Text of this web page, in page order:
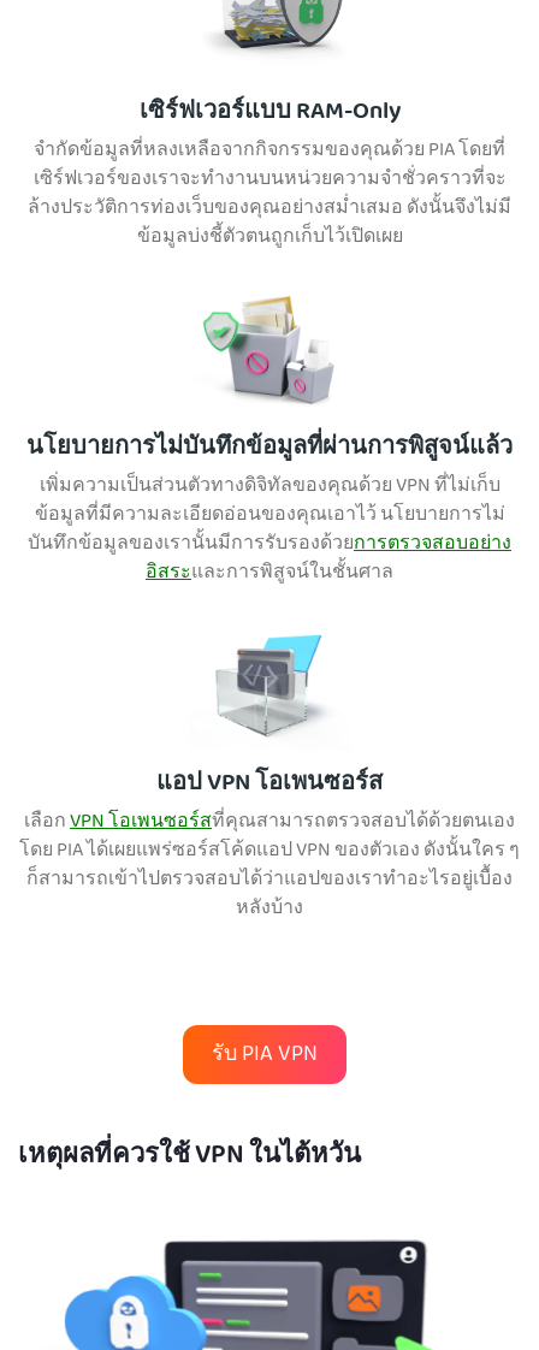
เซิร์ฟเวอร์แบบ RAM-Only
จำกัดข้อมูลที่หลงเหลือจากกิจกรรมของคุณด้วย PIA โดยที่
เซิร์ฟเวอร์ของเราจะทำงานบนหน่วยความจำชั่วคราวที่จะ
ล้างประวัติการท่องเว็บของคุณอย่างสม่ำเสมอ ดังนั้นจึงไม่มี
ข้อมูลบ่งชี้ตัวตนถูกเก็บไว้เปิดเผย
นโยบายการไม่บันทึกข้อมูลที่ผ่านการพิสูจน์แล้ว
เพิ่มความเป็นส่วนตัวทางดิจิทัลของคุณด้วย VPN ที่ไม่เก็บ
ข้อมูลที่มีความละเอียดอ่อนของคุณเอาไว้ นโยบายการไม่
บันทึกข้อมูลของเรานั้นมีการรับรองด้วยการตรวจสอบอย่าง
อิสระและการพิสูจน์ในชั้นศาล
แอป VPN โอเพนซอร์ส
เลือกVPN โอเพนซอร์สที่คุณสามารถตรวจสอบได้ด้วยตนเอง
โดย PIA ได้เผยแพร่ซอร์สโค้ดแอป VPN ของตัวเอง ดังนั้นใคร ๆ
ก็สามารถเข้าไปตรวจสอบได้ว่าแอปของเราทำอะไรอยู่เบื้อง
หลังบ้าง
รับ PIA VPN
เหตุผลที่ควรใช้ VPN ในไต้หวัน